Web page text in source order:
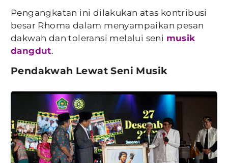
Pengangkatan ini dilakukan atas kontribusi
besar Rhoma dalam menyampaikan pesan
dakwah dan toleransi melalui seni musik
dangdut.
Pendakwah Lewat Seni Musik